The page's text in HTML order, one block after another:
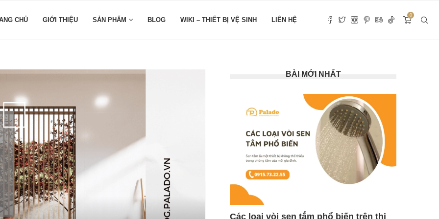
CHỦ GIỚI THIỆU SẢN PHẨM BLOG WIKI – THIẾT BỊ VỆ SINH LIÊN HỆ
0
BÀI MỚI NHẤT
Các loại vòi sen tắm phổ biến trên thị